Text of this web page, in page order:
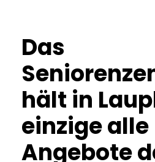
Das
hält in
einzige alle
Angebote